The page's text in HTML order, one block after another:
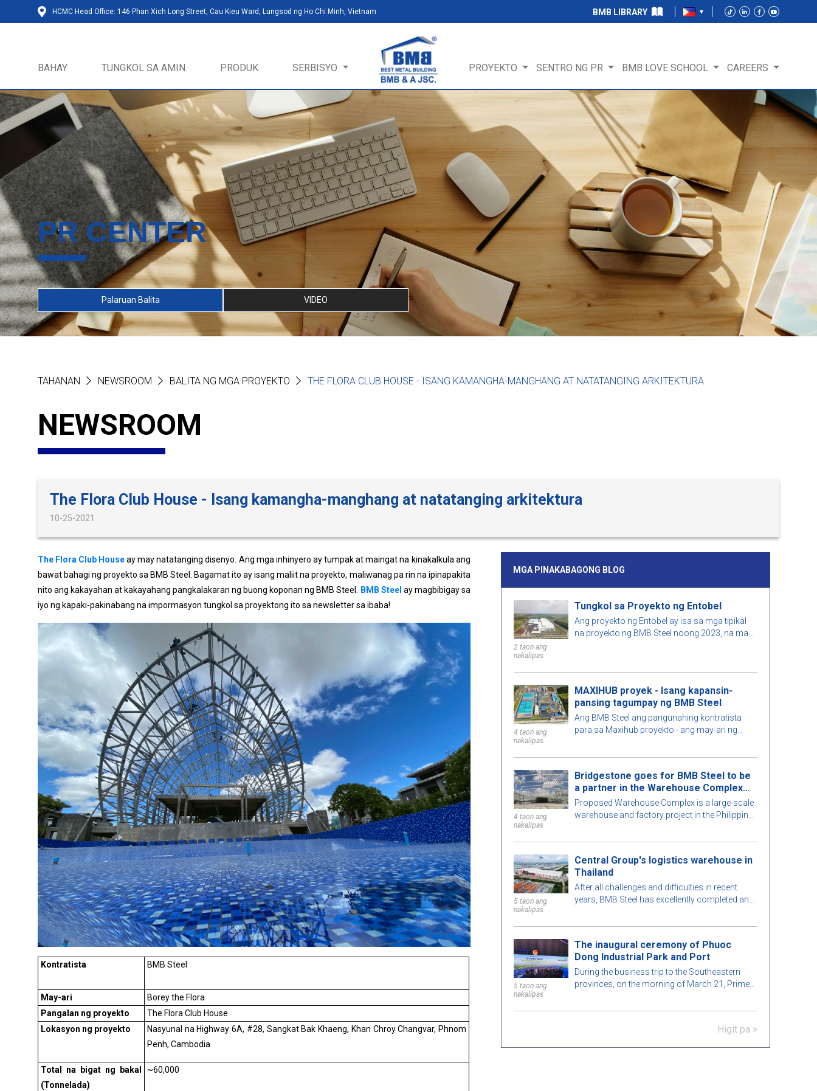
HCMC Head Office: 146 Phan Xich Long Street, Cau Kieu Ward, Lungsod ng Ho Chi Minh, Vietnam BMB LIBRARY
BAHAY TUNGKOL SA AMIN PRODUK SERBISYO PROYEKTO SENTRO NG PR BMB LOVE SCHOOL CAREERS
PR CENTER
Palaruan Balita VIDEO
TAHANAN NEWSROOM BALITA NG MGA PROYEKTO THE FLORA CLUB HOUSE - ISANG KAMANGHA-MANGHANG AT NATATANGING ARKITEKTURA
NEWSROOM
The Flora Club House - Isang kamangha-manghang at natatanging arkitektura
10-25-2021
The Flora Club Houseay may natatanging disenyo. Ang mga inhinyero ay tumpak at maingat na kinakalkula ang
bawat bahagi ng proyekto sa BMB Steel. Bagamat ito ay isang maliit na proyekto, maliwanag pa rin na ipinapakita
nito ang kakayahan at kakayahang pangkalakaran ng buong koponan ng BMB Steel.
BMB Steel ay magbibigay sa
iyo ng kapaki-pakinabang na impormasyon tungkol sa proyektong ito sa newsletter sa ibaba!
Kontratista BMB Steel
May-ari
Borey the Flora
Pangalan ng proyekto
The Flora Club House
Lokasyon ng proyekto
Nasyunal na Highway 6A, #28, Sangkat Bak Khaeng, Khan Chroy Changvar, Phnom
Penh, Cambodia
Total na bigat ng bakal
(Tonnelada)
~60,000
MGA PINAKABAGONG BLOG
2 taon ang
nakalipas
Tungkol sa Proyekto ng Entobel
Ang proyekto ng Entobel ay isa sa mga tipikal
na proyekto ng BMB Steel noong 2023, na may
4 taon ang
nakalipas
MAXIHUB proyek - Isang kapansin-
pansing tagumpay ng BMB Steel
Ang BMB Steel ang pangunahing kontratista
para sa Maxihub proyekto - ang may-ari ng
4 taon ang
nakalipas
Bridgestone goes for BMB Steel to be
a partner in the Warehouse Complex
project
Proposed Warehouse Complex is a large-scale
warehouse and factory project in the Philippines
5 taon ang
nakalipas
Central Group's logistics warehouse in
Thailand
After all challenges and difficulties in recent
years, BMB Steel has excellently completed and
5 taon ang
nakalipas
The inaugural ceremony of Phuoc
Dong Industrial Park and Port
During the business trip to the Southeastern
provinces, on the morning of March 21, Prime
signed to become a strategic partner andHigit pa >